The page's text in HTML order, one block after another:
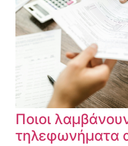
Ποιοι
τηλεφωνήματα